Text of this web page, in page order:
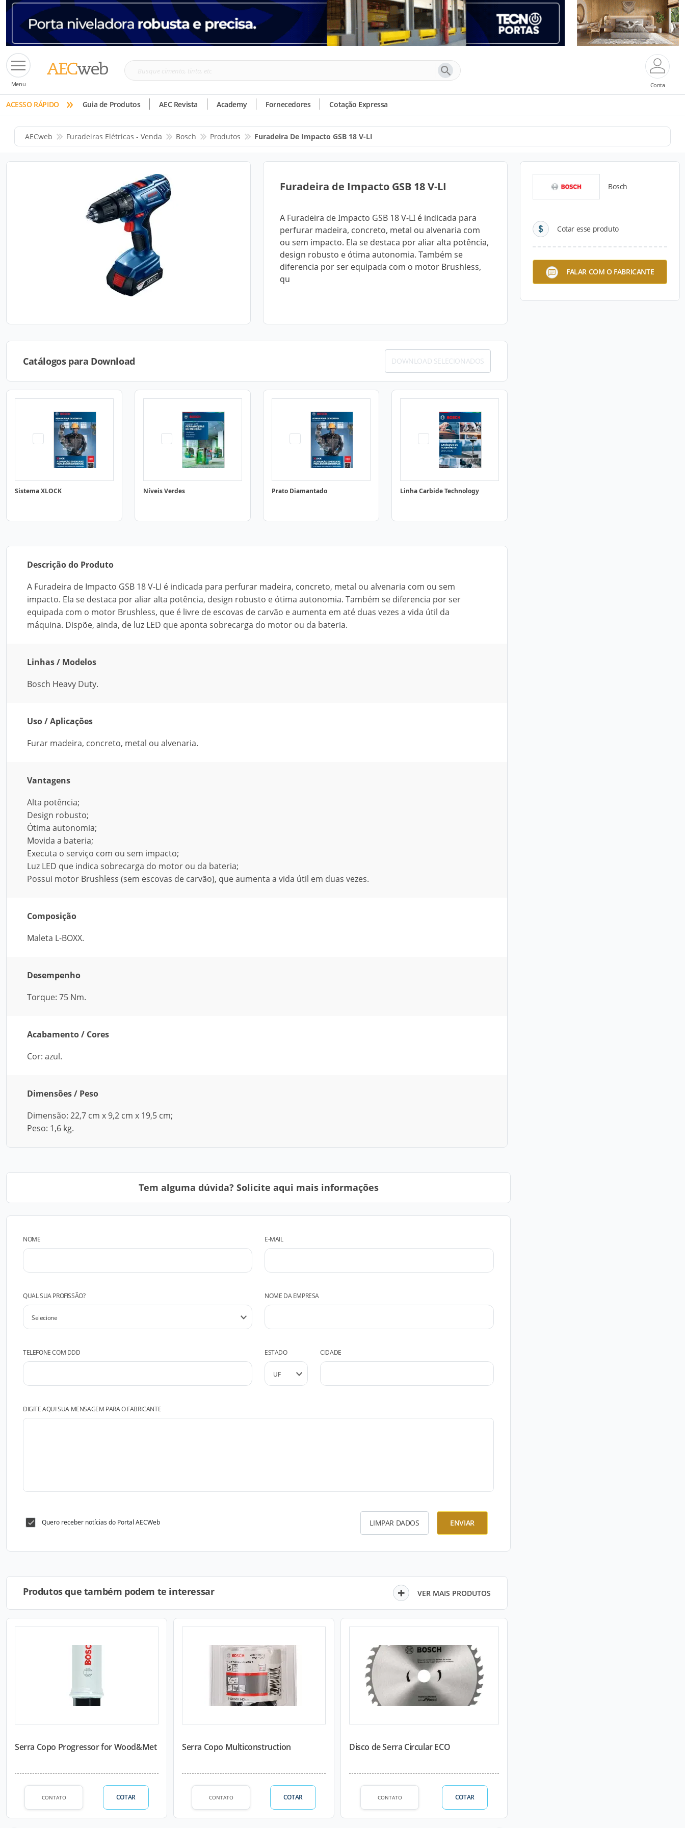
Menu
Busque
tinta,
etc
Conta
ACESSO RÁPIDO » Guia de Produtos AEC Revista Academy Fornecedores Cotação Expressa
AECweb Furadeiras Elétricas - Venda Bosch Produtos Furadeira De Impacto GSB 18 V-LI
Furadeira de Impacto GSB 18 V-LI
A Furadeira de Impacto GSB 18 V-LI é indicada para
perfurar madeira, concreto, metal ou alvenaria com
ou sem impacto. Ela se destaca por aliar alta potência,
design robusto e ótima autonomia. Também se
diferencia por ser equipada com o motor Brushless,
qu
Bosch
Cotar esse produto
FALAR COM O FABRICANTE
Catálogos para Download DOWNLOAD SELECIONADOS
Sistema XLOCK Níveis Verdes Prato Diamantado Linha Carbide Technology
Descrição do Produto
A Furadeira de Impacto GSB 18 V-LI é indicada para perfurar madeira, concreto, metal ou alvenaria com ou sem
impacto. Ela se destaca por aliar alta potência, design robusto e ótima autonomia. Também se diferencia por ser
equipada com o motor Brushless, que é livre de escovas de carvão e aumenta em até duas vezes a vida útil da
máquina. Dispõe, ainda, de luz LED que aponta sobrecarga do motor ou da bateria.
Linhas / Modelos
Bosch Heavy Duty.
Uso / Aplicações
Furar madeira, concreto, metal ou alvenaria.
Vantagens
Alta potência;
Design robusto;
Ótima autonomia;
Movida a bateria;
Executa o serviço com ou sem impacto;
Luz LED que indica sobrecarga do motor ou da bateria;
Possui motor Brushless (sem escovas de carvão), que aumenta a vida útil em duas vezes.
Composição
Maleta L-BOXX.
Desempenho
Torque: 75 Nm.
Acabamento / Cores
Cor: azul.
Dimensões / Peso
Dimensão: 22,7 cm x 9,2 cm x 19,5 cm;
Peso: 1,6 kg.
Tem alguma dúvida? Solicite aqui mais informações
NOME E-MAIL
QUAL SUA PROFISSÃO? NOME DA EMPRESA
TELEFONE COM DDD ESTADO CIDADE
DIGITE AQUI SUA MENSAGEM PARA O FABRICANTE
Quero receber notícias do Portal AECWeb LIMPAR DADOS ENVIAR
Produtos que também podem te interessar VER MAIS PRODUTOS
Serra Copo Progressor for Wood&Met
CONTATO COTAR
Serra Copo Multiconstruction
CONTATO COTAR
Disco de Serra Circular ECO
CONTATO COTAR